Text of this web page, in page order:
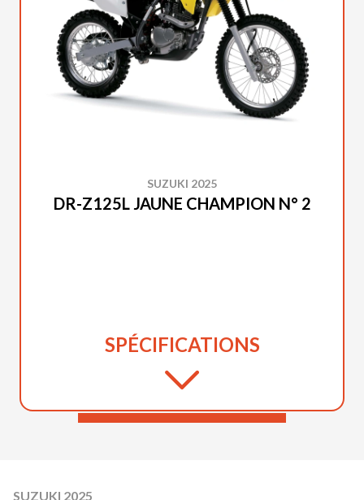
SUZUKI 2025
DR-Z125L JAUNE CHAMPION N° 2
SPÉCIFICATIONS
SUZUKI 2025